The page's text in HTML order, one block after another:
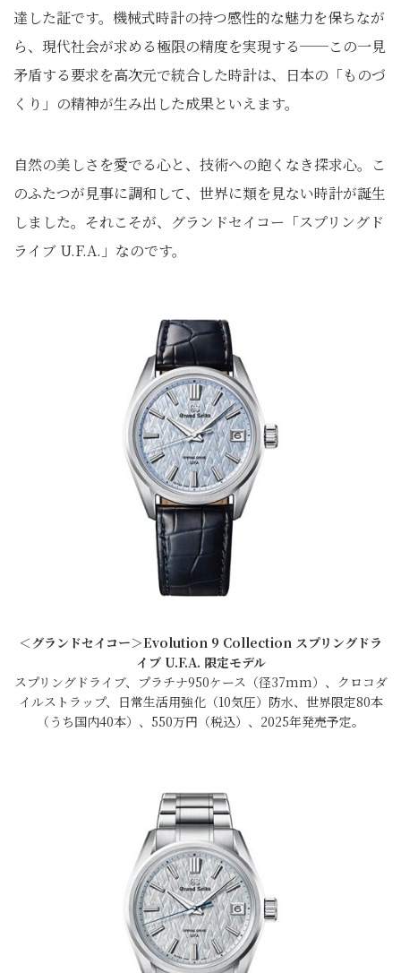
達した証です。機械式時計の持つ感性的な魅力を保ちなが
ら、現代社会が求める極限の精度を実現する──この一見
矛盾する要求を高次元で統合した時計は、日本の「ものづ
くり」の精神が生み出した成果といえます。
自然の美しさを愛でる心と、技術への飽くなき探求心。こ
のふたつが見事に調和して、世界に類を見ない時計が誕生
しました。それこそが、グランドセイコー「スプリングド
ライブ U.F.A.」なのです。
＜グランドセイコー＞Evolution 9 Collection スプリングドラ
イブ U.F.A. 限定モデル
スプリングドライブ、プラチナ950ケース（径37mm）、クロコダ
イルストラップ、日常生活用強化（10気圧）防水、世界限定80本
（うち国内40本）、550万円（税込）、2025年発売予定。